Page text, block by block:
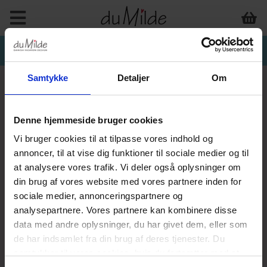
Samtykke Detaljer Om
Denne hjemmeside bruger cookies
Vi bruger cookies til at tilpasse vores indhold og
annoncer, til at vise dig funktioner til sociale medier og til
at analysere vores trafik. Vi deler også oplysninger om
din brug af vores website med vores partnere inden for
sociale medier, annonceringspartnere og
analysepartnere. Vores partnere kan kombinere disse
data med andre oplysninger, du har givet dem, eller som
de har indsamlet fra din brug af deres tjenester. Du